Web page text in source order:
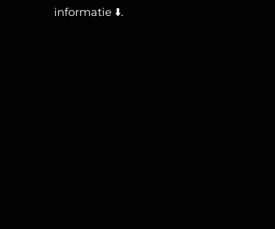
informatie ⬇️.